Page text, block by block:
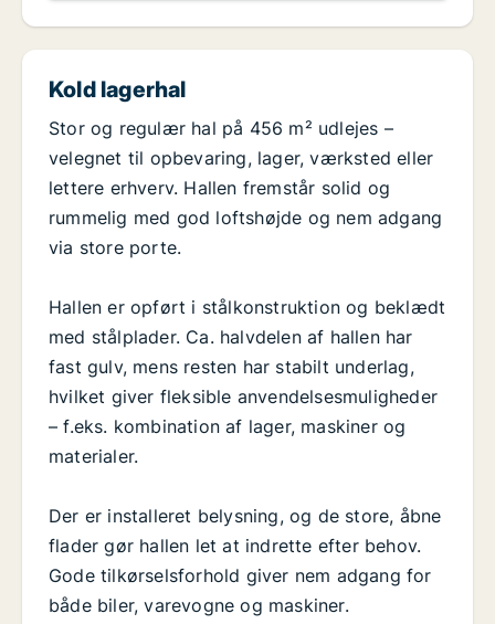
Kold lagerhal
Stor og regulær hal på 456 m² udlejes –
velegnet til opbevaring, lager, værksted eller
lettere erhverv. Hallen fremstår solid og
rummelig med god loftshøjde og nem adgang
via store porte.
Hallen er opført i stålkonstruktion og beklædt
med stålplader. Ca. halvdelen af hallen har
fast gulv, mens resten har stabilt underlag,
hvilket giver fleksible anvendelsesmuligheder
– f.eks. kombination af lager, maskiner og
materialer.
Der er installeret belysning, og de store, åbne
flader gør hallen let at indrette efter behov.
Gode tilkørselsforhold giver nem adgang for
både biler, varevogne og maskiner.